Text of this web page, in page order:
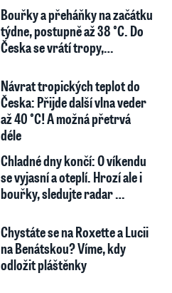
Bouřky a přeháňky na začátku
týdne, postupně až 38 °C. Do
Česka se vrátí tropy,…
Návrat tropických teplot do
Česka: Přijde další vlna veder
až 40 °C! A možná přetrvá
déle
Chladné dny končí: O víkendu
se vyjasní a oteplí. Hrozí ale i
bouřky, sledujte radar …
Chystáte se na Roxette a Lucii
na Benátskou? Víme, kdy
odložit pláštěnky